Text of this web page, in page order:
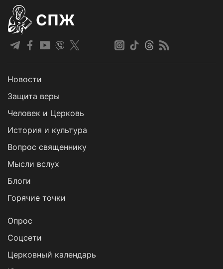
СПЖ
Новости
Защита веры
Человек и Церковь
История и культура
Вопрос священнику
Мысли вслух
Блоги
Горячие точки
Опрос
Cоцсети
Церковный календарь